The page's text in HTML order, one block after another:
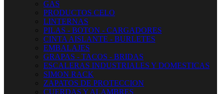
GAS
PRODUCTOS CELO
LINTERNAS
PILAS - BOTON - CARGADORES
CINTA AISLANTE - BURLETES
EMBALAJES
GRAPAS - TACOS - BRIDAS
ESCALERAS INDUSTRIALES Y DOMESTICAS
SIMON RACK
ZAPATOS DE PROTECCION
CUERDAS Y ALAMBRES